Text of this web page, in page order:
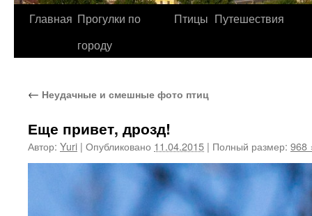
Перейти
Главная Прогулки по
городу
Птицы Путешествия
← Неудачные и смешные фото птиц
Еще привет, дрозд!
Автор: Yuri | Опубликовано 11.04.2015 | Полный размер: 968